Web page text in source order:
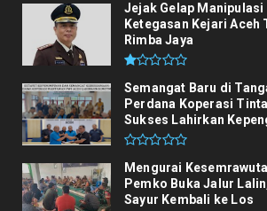
Jejak Gelap Manipulasi
Ketegasan Kejari Aceh
Rimba Jaya
Semangat Baru di
Perdana Koperasi
Sukses Lahirkan
Mengurai
Pemko Buka Jalur
Sayur Kembali ke Los